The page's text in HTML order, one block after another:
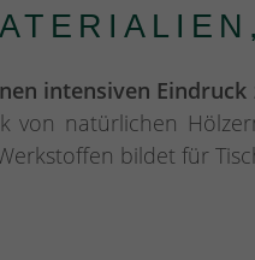
intensiven
von natürlichen
bildet für